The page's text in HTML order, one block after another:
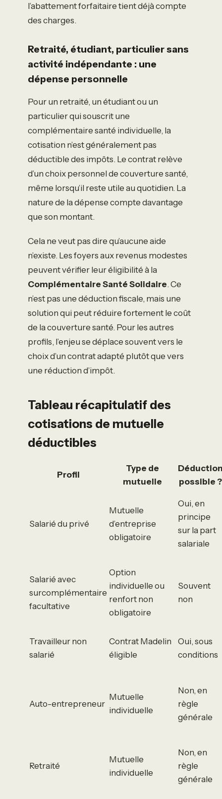
l’abattement forfaitaire tient déjà compte
des charges.
Retraité, étudiant, particulier sans
activité indépendante : une
dépense personnelle
Pour un retraité, un étudiant ou un
particulier qui souscrit une
complémentaire santé individuelle, la
cotisation n’est généralement pas
déductible des impôts. Le contrat relève
d’un choix personnel de couverture santé,
même lorsqu’il reste utile au quotidien. La
nature de la dépense compte davantage
que son montant.
Cela ne veut pas dire qu’aucune aide
n’existe. Les foyers aux revenus modestes
peuvent vérifier leur éligibilité à la
Complémentaire Santé Solidaire. Ce
n’est pas une déduction fiscale, mais une
solution qui peut réduire fortement le coût
de la couverture santé. Pour les autres
profils, l’enjeu se déplace souvent vers le
choix d’un contrat adapté plutôt que vers
une réduction d’impôt.
Tableau récapitulatif des
cotisations de mutuelle
déductibles
Profil
Type de
mutuelle
possible ?
Salarié du privé
Mutuelle
d’entreprise
obligatoire
Oui, en
principe
sur la part
salariale
Salarié avec
surcomplémentaire
facultative
Option
individuelle ou
renfort non
obligatoire
Souvent
non
Travailleur non
salarié
Contrat Madelin
éligible
Oui, sous
conditions
Auto-entrepreneur
Mutuelle
individuelle
Non, en
règle
générale
Retraité
Mutuelle
individuelle
Non, en
règle
générale